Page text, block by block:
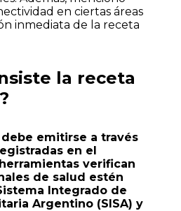
en ciertas áreas
inmediata de la receta
la receta
emitirse a través
en el
herramientas verifican
de salud estén
Integrado de
Argentino (SISA) y